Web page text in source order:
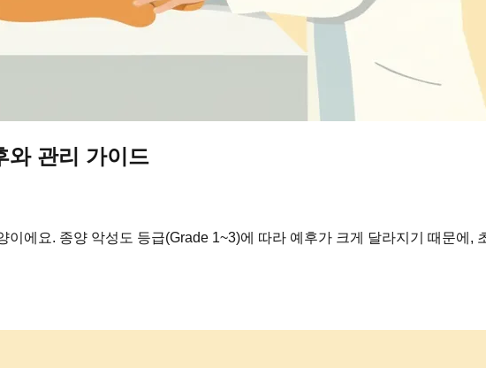
와 관리 가이드
에요. 종양 악성도 등급(Grade 1~3)에 따라 예후가 크게 달라지기 때문에,